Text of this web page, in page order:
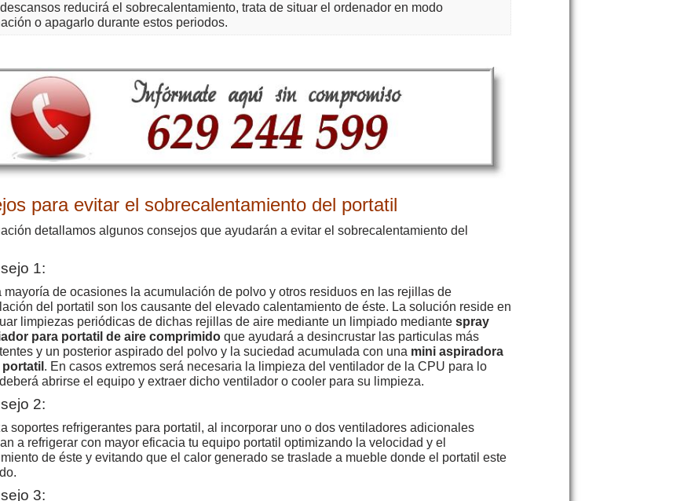
reducirá el sobrecalentamiento, trata de situar el ordenador en modo
o apagarlo durante estos periodos.
para evitar el sobrecalentamiento del portatil
detallamos algunos consejos que ayudarán a evitar el sobrecalentamiento del
1:
mayoría de ocasiones la acumulación de polvo y otros residuos en las rejillas de
del portatil son los causante del elevado calentamiento de éste. La solución reside en
limpiezas periódicas de dichas rejillas de aire mediante un limpiado mediante spray
para portatil de aire comprimido que ayudará a desincrustar las particulas más
y un posterior aspirado del polvo y la suciedad acumulada con una mini aspiradora
. En casos extremos será necesaria la limpieza del ventilador de la CPU para lo
abrirse el equipo y extraer dicho ventilador o cooler para su limpieza.
2:
soportes refrigerantes para portatil, al incorporar uno o dos ventiladores adicionales
a refrigerar con mayor eficacia tu equipo portatil optimizando la velocidad y el
de éste y evitando que el calor generado se traslade a mueble donde el portatil este
3: